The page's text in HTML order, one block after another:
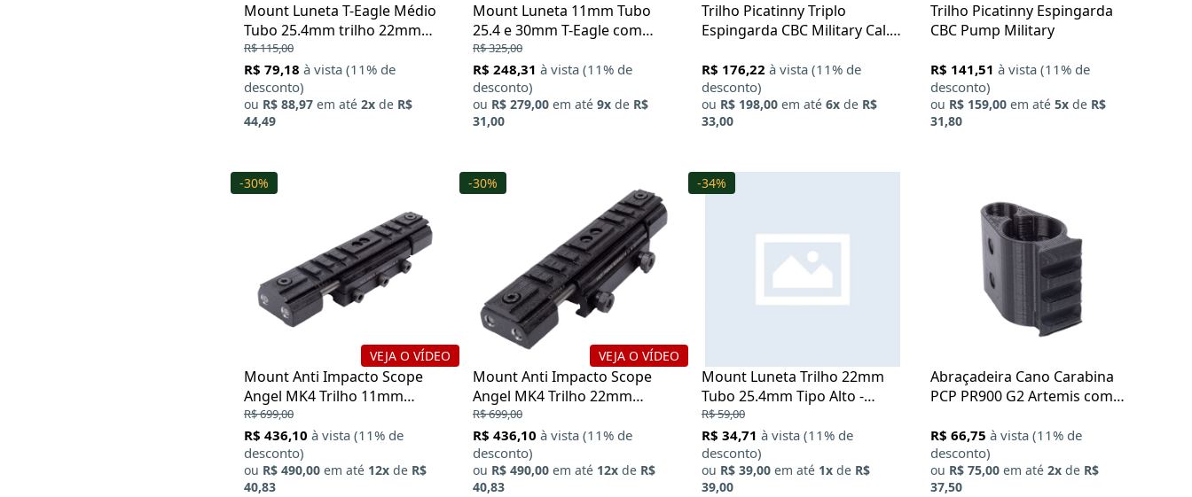
Mount Luneta T-Eagle Médio
Tubo 25.4mm trilho 22mm
Alumínio
R$ 115,00
R$ 79,18 à vista (11% de
desconto)
ou R$ 88,97 em até 2x de R$
44,49
Mount Luneta 11mm Tubo
25.4 e 30mm T-Eagle com
Nível
R$ 325,00
R$ 248,31 à vista (11% de
desconto)
ou R$ 279,00 em até 9x de R$
31,00
Trilho Picatinny Triplo
Espingarda CBC Military Cal.
R$ 176,22 à vista (11% de
desconto)
ou R$ 198,00 em até 6x de R$
33,00
Trilho Picatinny Espingarda
CBC Pump Military
R$ 141,51 à vista (11% de
desconto)
ou R$ 159,00 em até 5x de R$
31,80
-30%
VEJA O VÍDEO
Mount Anti Impacto Scope
Angel MK4 Trilho 11mm
Dovetail
R$ 699,00
R$ 436,10 à vista (11% de
desconto)
ou R$ 490,00 em até 12x de R$
40,83
-30%
VEJA O VÍDEO
Mount Anti Impacto Scope
Angel MK4 Trilho 22mm
Picatinny
R$ 699,00
R$ 436,10 à vista (11% de
desconto)
ou R$ 490,00 em até 12x de R$
40,83
-34%
Mount Luneta Trilho 22mm
Tubo 25.4mm Tipo Alto -
Mostruário
R$ 59,00
R$ 34,71 à vista (11% de
desconto)
ou R$ 39,00 em até 1x de R$
39,00
Abraçadeira Cano Carabina
PCP PR900 G2 Artemis com
R$ 66,75 à vista (11% de
desconto)
ou R$ 75,00 em até 2x de R$
37,50